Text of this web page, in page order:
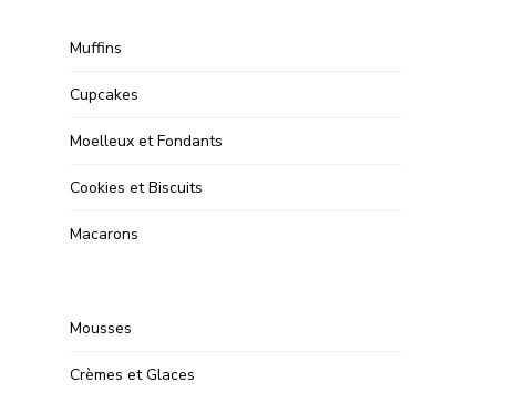
Muffins
Cupcakes
Moelleux et Fondants
Cookies et Biscuits
Macarons
Mousses
Crèmes et Glaces